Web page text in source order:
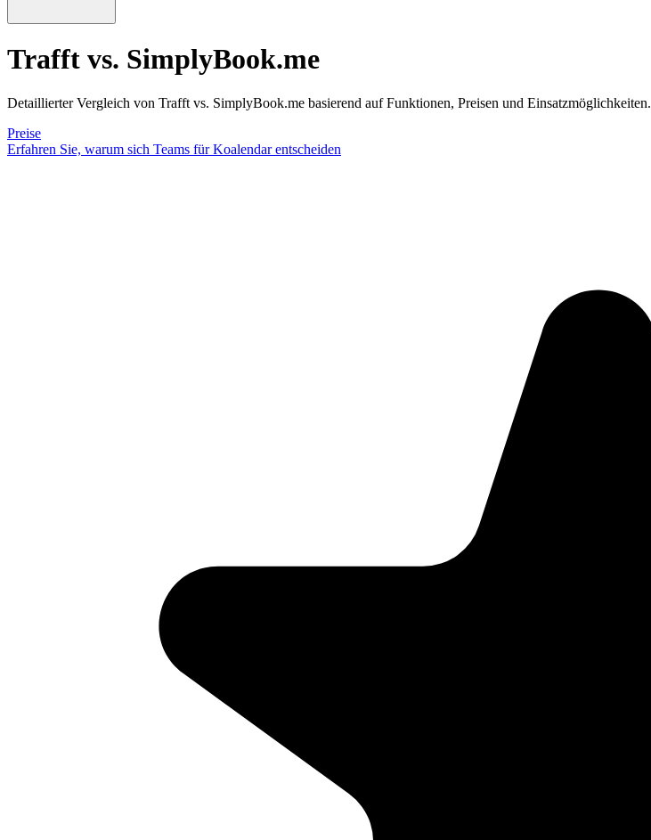
Trafft vs. SimplyBook.me
Detaillierter Vergleich von Trafft vs. SimplyBook.me basierend auf Funktionen, Preisen und Einsatzmöglichkeiten.
Preise
Erfahren Sie, warum sich Teams für Koalendar entscheiden